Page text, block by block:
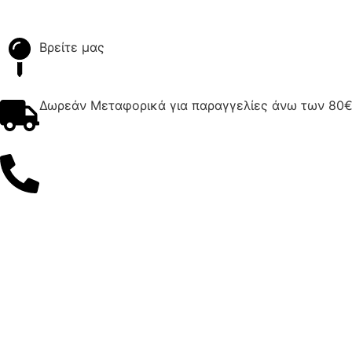
Βρείτε μας
Δωρεάν Μεταφορικά για παραγγελίες άνω των 80€